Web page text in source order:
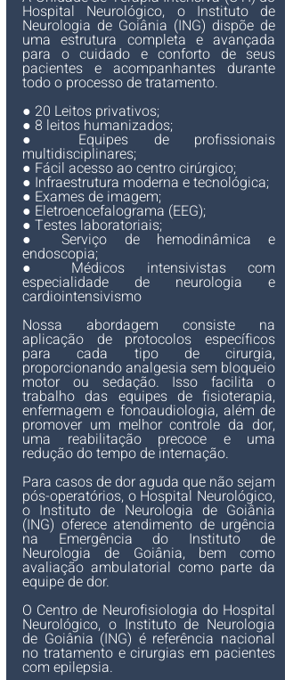
Hospital Neurológico, o Instituto de
Neurologia de Goiânia (ING) dispõe de
uma estrutura completa e avançada
para o cuidado e conforto de seus
pacientes e acompanhantes durante
todo o processo de tratamento.
● 20 Leitos privativos;
● 8 leitos humanizados;
● Equipes de profissionais
multidisciplinares;
● Fácil acesso ao centro cirúrgico;
● Infraestrutura moderna e tecnológica;
● Exames de imagem;
● Eletroencefalograma (EEG);
● Testes laboratoriais;
● Serviço de hemodinâmica e
endoscopia;
● Médicos intensivistas com
especialidade de neurologia e
cardiointensivismo
Nossa abordagem consiste na
aplicação de protocolos específicos
para cada tipo de cirurgia,
proporcionando analgesia sem bloqueio
motor ou sedação. Isso facilita o
trabalho das equipes de fisioterapia,
enfermagem e fonoaudiologia, além de
promover um melhor controle da dor,
uma reabilitação precoce e uma
redução do tempo de internação.
Para casos de dor aguda que não sejam
pós-operatórios, o Hospital Neurológico,
o Instituto de Neurologia de Goiânia
(ING) oferece atendimento de urgência
na Emergência do Instituto de
Neurologia de Goiânia, bem como
avaliação ambulatorial como parte da
equipe de dor.
O Centro de Neurofisiologia do Hospital
Neurológico, o Instituto de Neurologia
de Goiânia (ING) é referência nacional
no tratamento e cirurgias em pacientes
com epilepsia.